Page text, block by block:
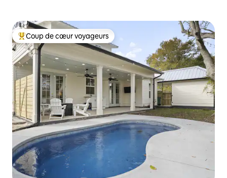
Coups de cœur voyageurs les plus appréciés
Coup de cœur voyageurs